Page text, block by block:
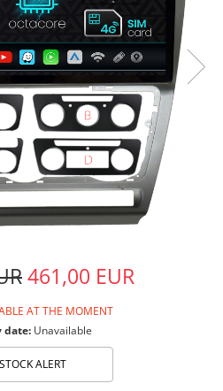
461,00 EUR
AT THE MOMENT
date: Unavailable
STOCK ALERT